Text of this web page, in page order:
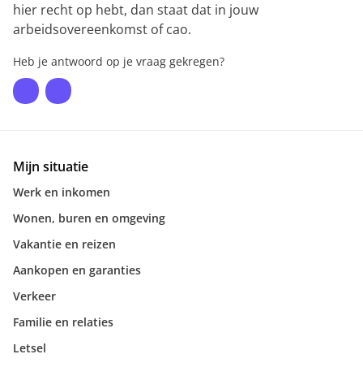
hier recht op hebt, dan staat dat in jouw
arbeidsovereenkomst of cao.
Heb je antwoord op je vraag gekregen?
Mijn situatie
Werk en inkomen
Wonen, buren en omgeving
Vakantie en reizen
Aankopen en garanties
Verkeer
Familie en relaties
Letsel